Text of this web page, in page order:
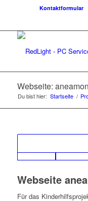
Kontaktformular
Webseite:
Du bist hier: Startseite /
Webseite
Für das